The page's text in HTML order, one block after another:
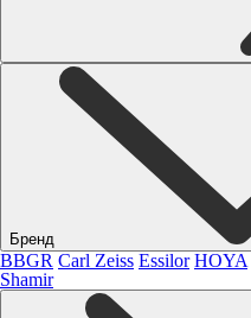
Бренд
BBGR Carl Zeiss Essilor HOYA
Shamir